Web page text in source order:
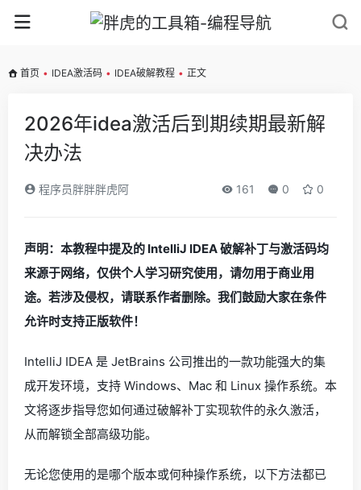
首页 • IDEA激活码 • IDEA破解教程 • 正文
2026年idea激活后到期续期最新解
决办法
程序员胖胖胖虎阿 161 0 0
声明：本教程中提及的 IntelliJ IDEA 破解补丁与激活码均
来源于网络，仅供个人学习研究使用，请勿用于商业用
途。若涉及侵权，请联系作者删除。我们鼓励大家在条件
允许时支持正版软件！
IntelliJ IDEA 是 JetBrains 公司推出的一款功能强大的集
成开发环境，支持 Windows、Mac 和 Linux 操作系统。本
文将逐步指导您如何通过破解补丁实现软件的永久激活，
从而解锁全部高级功能。
无论您使用的是哪个版本或何种操作系统，以下方法都已